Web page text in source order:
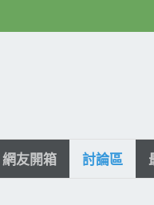
網友開箱 討論區